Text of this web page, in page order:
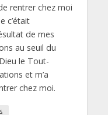
rentrer chez moi
c’était
de mes
au seuil du
le Tout-
et m’a
chez moi.